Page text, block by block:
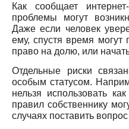
Как сообщает
проблемы могут
Даже если человек
ему, спустя время могут
право на долю, или
Отдельные риски
особым статусом.
нельзя использовать
правил собственнику
случаях поставить